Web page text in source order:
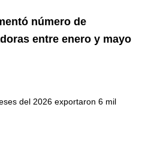
número de
entre enero y mayo
del 2026 exportaron 6 mil